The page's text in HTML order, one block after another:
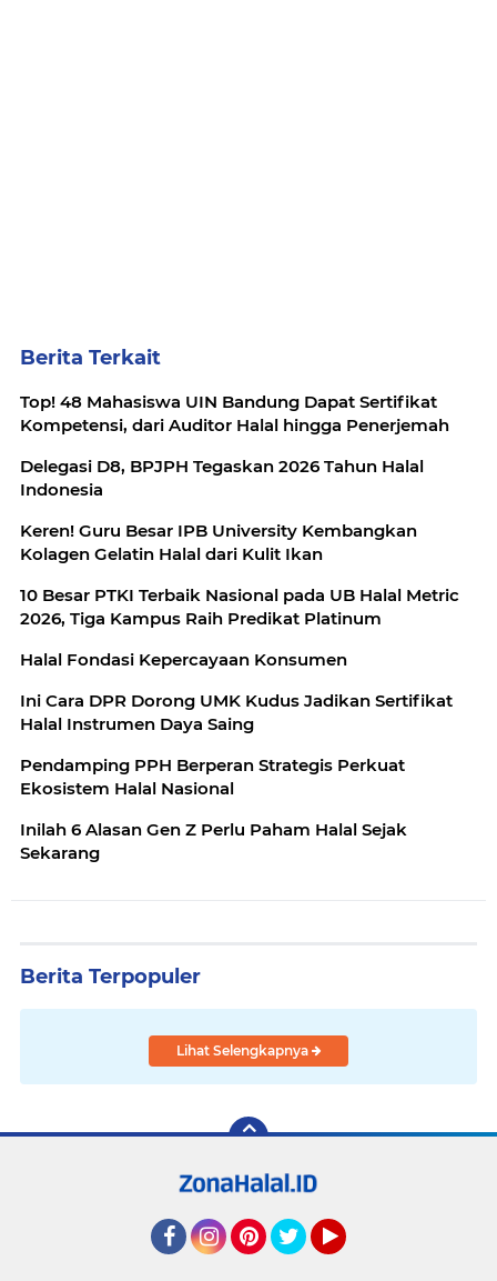
Berita Terkait
Top! 48 Mahasiswa UIN Bandung Dapat Sertifikat
Kompetensi, dari Auditor Halal hingga Penerjemah
Delegasi D8, BPJPH Tegaskan 2026 Tahun Halal
Indonesia
Keren! Guru Besar IPB University Kembangkan
Kolagen Gelatin Halal dari Kulit Ikan
10 Besar PTKI Terbaik Nasional pada UB Halal Metric
2026, Tiga Kampus Raih Predikat Platinum
Halal Fondasi Kepercayaan Konsumen
Ini Cara DPR Dorong UMK Kudus Jadikan Sertifikat
Halal Instrumen Daya Saing
Pendamping PPH Berperan Strategis Perkuat
Ekosistem Halal Nasional
Inilah 6 Alasan Gen Z Perlu Paham Halal Sejak
Sekarang
Berita Terpopuler
Lihat Selengkapnya